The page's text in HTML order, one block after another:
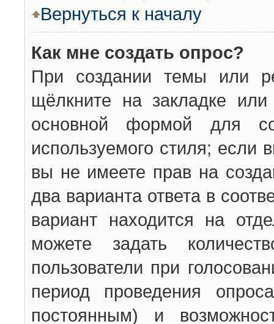
Вернуться к началу
Как мне создать опрос?
При создании темы или
щёлкните на закладке
основной формой для
используемого стиля; если
вы не имеете прав на
два варианта ответа в
вариант находится на
можете задать
пользователи при
период проведения
постоянным) и